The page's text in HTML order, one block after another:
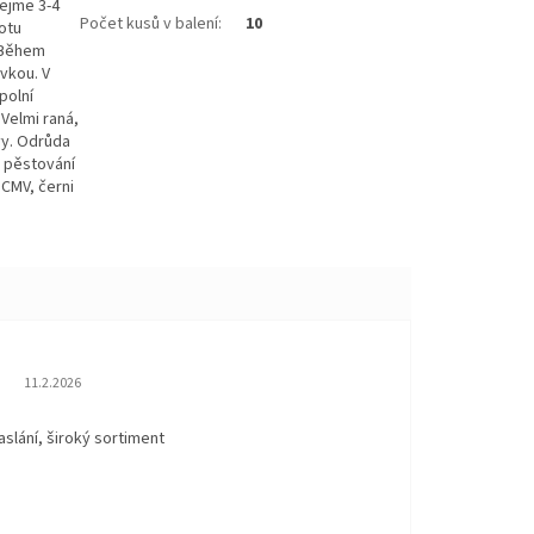
3-4
V
raná,
Odrůda
pěstování
černi
Počet kusů v balení: 10
Hodnocení obchodu je 5 z 5 hvězdiček.
11.2.2026
široký sortiment